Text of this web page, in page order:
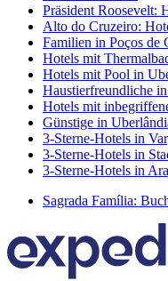
Präsident Roosevelt:
Alto do Cruzeiro:
Familien in Poços de
Hotels mit
Hotels mit Pool in
Haustierfreundliche
Hotels mit
Günstige in
3-Sterne-Hotels in
3-Sterne-Hotels in
3-Sterne-Hotels in
Sagrada Família: